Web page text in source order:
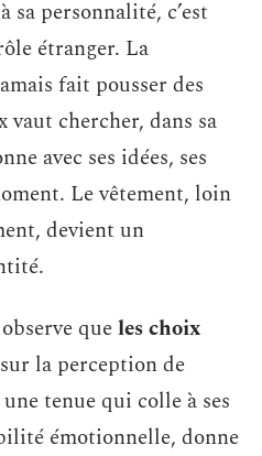
personnalité, c’est
étranger. La
fait pousser des
vaut chercher, dans sa
avec ses idées, ses
Le vêtement, loin
devient un
queles choix
la perception de
tenue qui colle à ses
émotionnelle, donne